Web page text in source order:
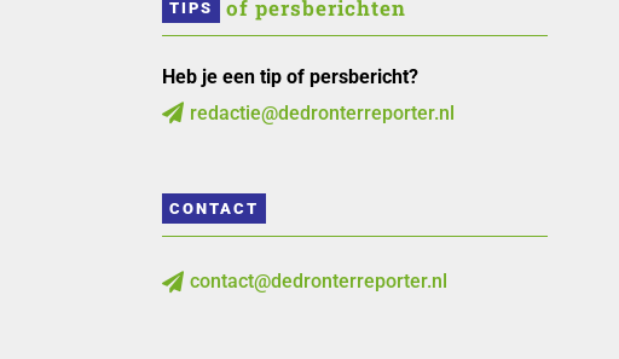
TIPS of persberichten
Heb je een tip of persbericht?
 redactie@dedronterreporter.nl
CONTACT
 contact@dedronterreporter.nl